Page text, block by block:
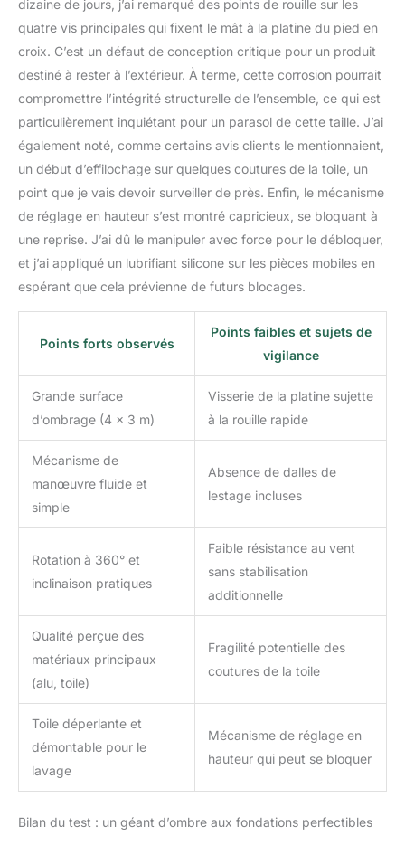
dizaine de jours, j’ai remarqué des points de rouille sur les
quatre vis principales qui fixent le mât à la platine du pied en
croix. C’est un défaut de conception critique pour un produit
destiné à rester à l’extérieur. À terme, cette corrosion pourrait
compromettre l’intégrité structurelle de l’ensemble, ce qui est
particulièrement inquiétant pour un parasol de cette taille. J’ai
également noté, comme certains avis clients le mentionnaient,
un début d’effilochage sur quelques coutures de la toile, un
point que je vais devoir surveiller de près. Enfin, le mécanisme
de réglage en hauteur s’est montré capricieux, se bloquant à
une reprise. J’ai dû le manipuler avec force pour le débloquer,
et j’ai appliqué un lubrifiant silicone sur les pièces mobiles en
espérant que cela prévienne de futurs blocages.
Points forts observés
Points faibles et sujets de
vigilance
Grande surface
d’ombrage (4 x 3 m)
Visserie de la platine sujette
à la rouille rapide
Mécanisme de
manœuvre fluide et
simple
Absence de dalles de
lestage incluses
Rotation à 360° et
inclinaison pratiques
Faible résistance au vent
sans stabilisation
additionnelle
Qualité perçue des
matériaux principaux
(alu, toile)
Fragilité potentielle des
coutures de la toile
Toile déperlante et
démontable pour le
lavage
Mécanisme de réglage en
hauteur qui peut se bloquer
Bilan du test : un géant d’ombre aux fondations perfectibles